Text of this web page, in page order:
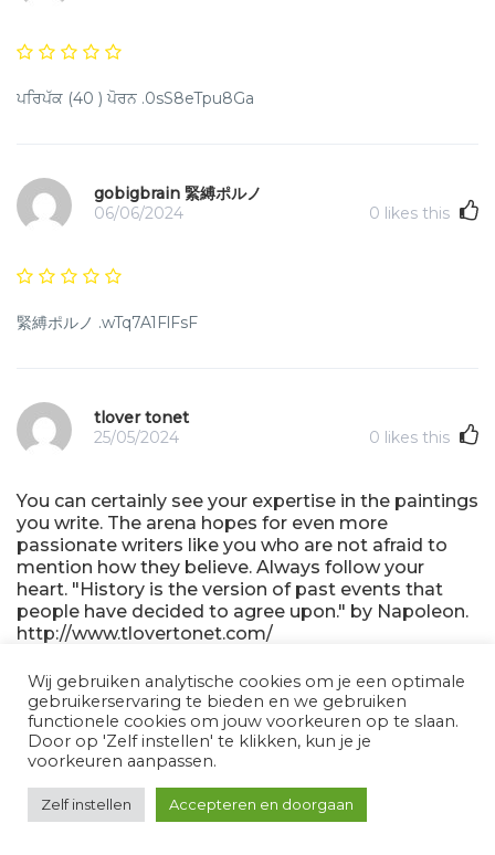
ਪਰਿਪੱਕ (40 ) ਪੋਰਨ .0sS8eTpu8Ga
gobigbrain 緊縛ポルノ
06/06/2024
0 likes this
緊縛ポルノ .wTq7A1FlFsF
tlover tonet
25/05/2024
0 likes this
You can certainly see your expertise in the paintings
you write. The arena hopes for even more
passionate writers like you who are not afraid to
mention how they believe. Always follow your
heart. "History is the version of past events that
people have decided to agree upon." by Napoleon.
http://www.tlovertonet.com/
Howdy very cool web site!! Guy .. Excellent .. Amazing .. I will
bookmark your website and take the feeds additionallyKI'm
glad to seek out so many useful information here in the
thank you for sharing. . . . . .
Wij gebruiken analytische cookies om je een optimale
gebruikerservaring te bieden en we gebruiken
functionele cookies om jouw voorkeuren op te slaan.
Door op 'Zelf instellen' te klikken, kun je je
voorkeuren aanpassen.
Zelf instellen Accepteren en doorgaan